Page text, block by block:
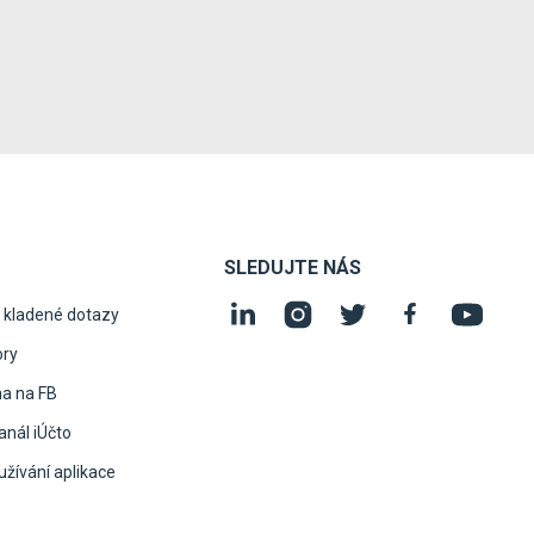
kladené dotazy
na FB
iÚčto
aplikace
SLEDUJTE NÁS